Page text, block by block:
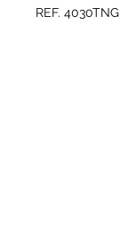
REF. 4030TNG